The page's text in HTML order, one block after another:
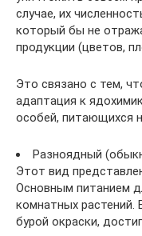
случае, их
который бы не
продукции (цветов,
Это связано с тем,
адаптация к
особей, питающихся
Разноядный
Этот вид
Основным питанием
комнатных растений.
бурой окраски,